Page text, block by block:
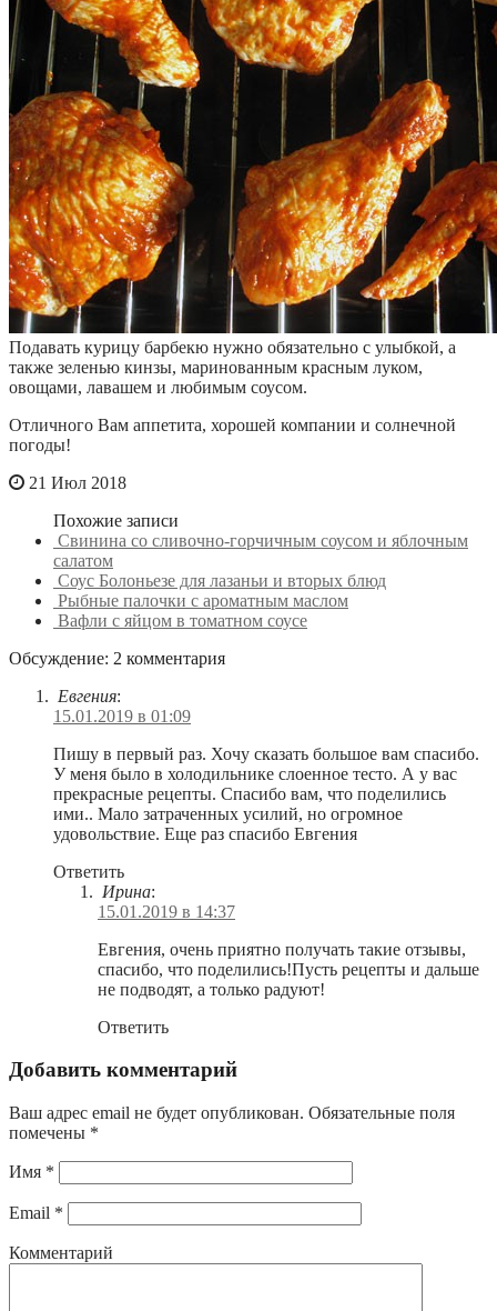
Подавать курицу барбекю нужно обязательно с улыбкой, а
также зеленью кинзы, маринованным красным луком,
овощами, лавашем и любимым соусом.
Отличного Вам аппетита, хорошей компании и солнечной
погоды!
21 Июл 2018
Похожие записи
Свинина со сливочно-горчичным соусом и яблочным
салатом
Соус Болоньезе для лазаньи и вторых блюд
Рыбные палочки с ароматным маслом
Вафли с яйцом в томатном соусе
Обсуждение: 2 комментария
Евгения:
15.01.2019 в 01:09
Пишу в первый раз. Хочу сказать большое вам спасибо.
У меня было в холодильнике слоенное тесто. А у вас
прекрасные рецепты. Спасибо вам, что поделились
ими.. Мало затраченных усилий, но огромное
удовольствие. Еще раз спасибо Евгения
Ответить
Ирина:
15.01.2019 в 14:37
Евгения, очень приятно получать такие отзывы,
спасибо, что поделились!Пусть рецепты и дальше
не подводят, а только радуют!
Ответить
Добавить комментарий
Ваш адрес email не будет опубликован. Обязательные поля
помечены *
Имя *
Email *
Комментарий